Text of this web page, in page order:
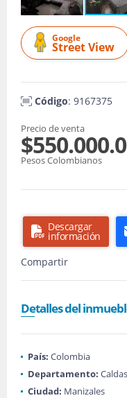
Google
Street View
Código: 9167375
Precio de venta
Pesos Colombianos
Descargar
información
Compartir
Detalles del
País: Colombia
Departamento: Caldas
Ciudad: Manizales